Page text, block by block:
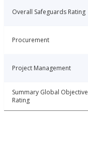
Overall Safeguards Rating
Procurement
Project Management
Summary Global Objective
Rating